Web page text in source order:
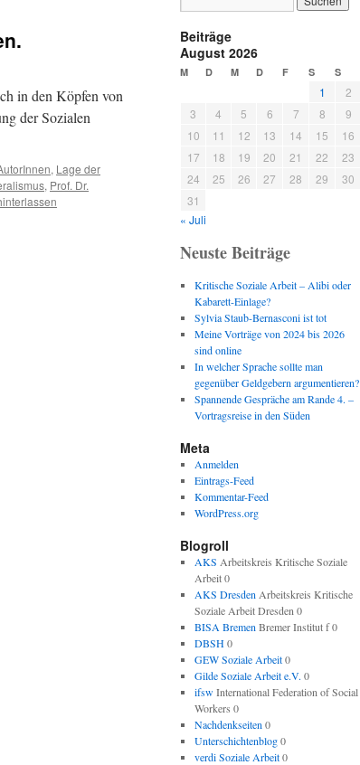
in den Köpfen von
der Sozialen
, Lage der
, Prof. Dr.
Beiträge
August 2026
M D M D F S S
1
2
3
4 5 6 7 8
9
10
11 12 13 14 15
16
17
18 19 20 21 22
23
24
25 26 27 28 29
30
31
« Juli
Neuste Beiträge
Kritische Soziale Arbeit – Alibi oder
Kabarett-Einlage?
Sylvia Staub-Bernasconi ist tot
Meine Vorträge von 2024 bis 2026
sind online
In welcher Sprache sollte man
gegenüber Geldgebern argumentieren?
Spannende Gespräche am Rande 4. –
Vortragsreise in den Süden
Meta
Anmelden
Eintrags-Feed
Kommentar-Feed
WordPress.org
Blogroll
AKS Arbeitskreis Kritische Soziale
Arbeit 0
AKS Dresden Arbeitskreis Kritische
Soziale Arbeit Dresden 0
BISA Bremen Bremer Institut f 0
DBSH0
GEW Soziale Arbeit0
Gilde Soziale Arbeit e.V. 0
ifswInternational Federation of Social
Workers 0
Nachdenkseiten 0
Unterschichtenblog0
verdi Soziale Arbeit0